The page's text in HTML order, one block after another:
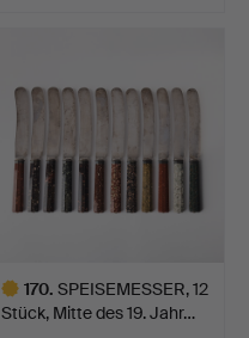
170. SPEISEMESSER, 12
Stück, Mitte des 19. Jahr…